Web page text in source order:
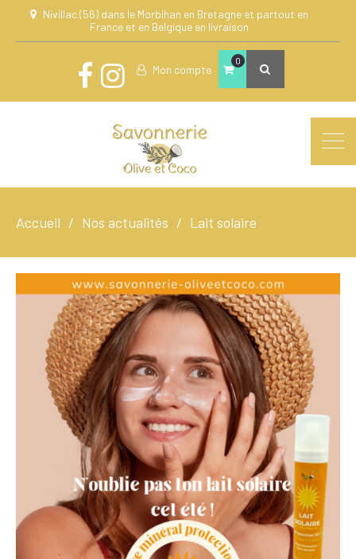
Nivillac (56) dans le Morbihan en Bretagne et partout en
France et en Belgique en livraison
Mon compte
0
Accueil Nos actualités Lait solaire